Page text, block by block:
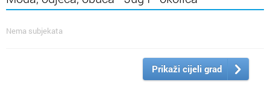
Nema subjekata
Prikaži cijeli grad